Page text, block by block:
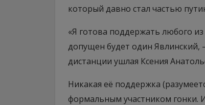
который давно стал частью
«Я готова поддержать любого
допущен будет один Явлинский,
дистанции ушлая Ксения
Никакая её поддержка
формальным участником гонки.